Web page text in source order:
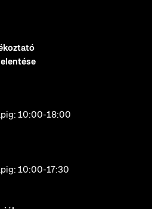
10:00-18:00
10:00-17:30